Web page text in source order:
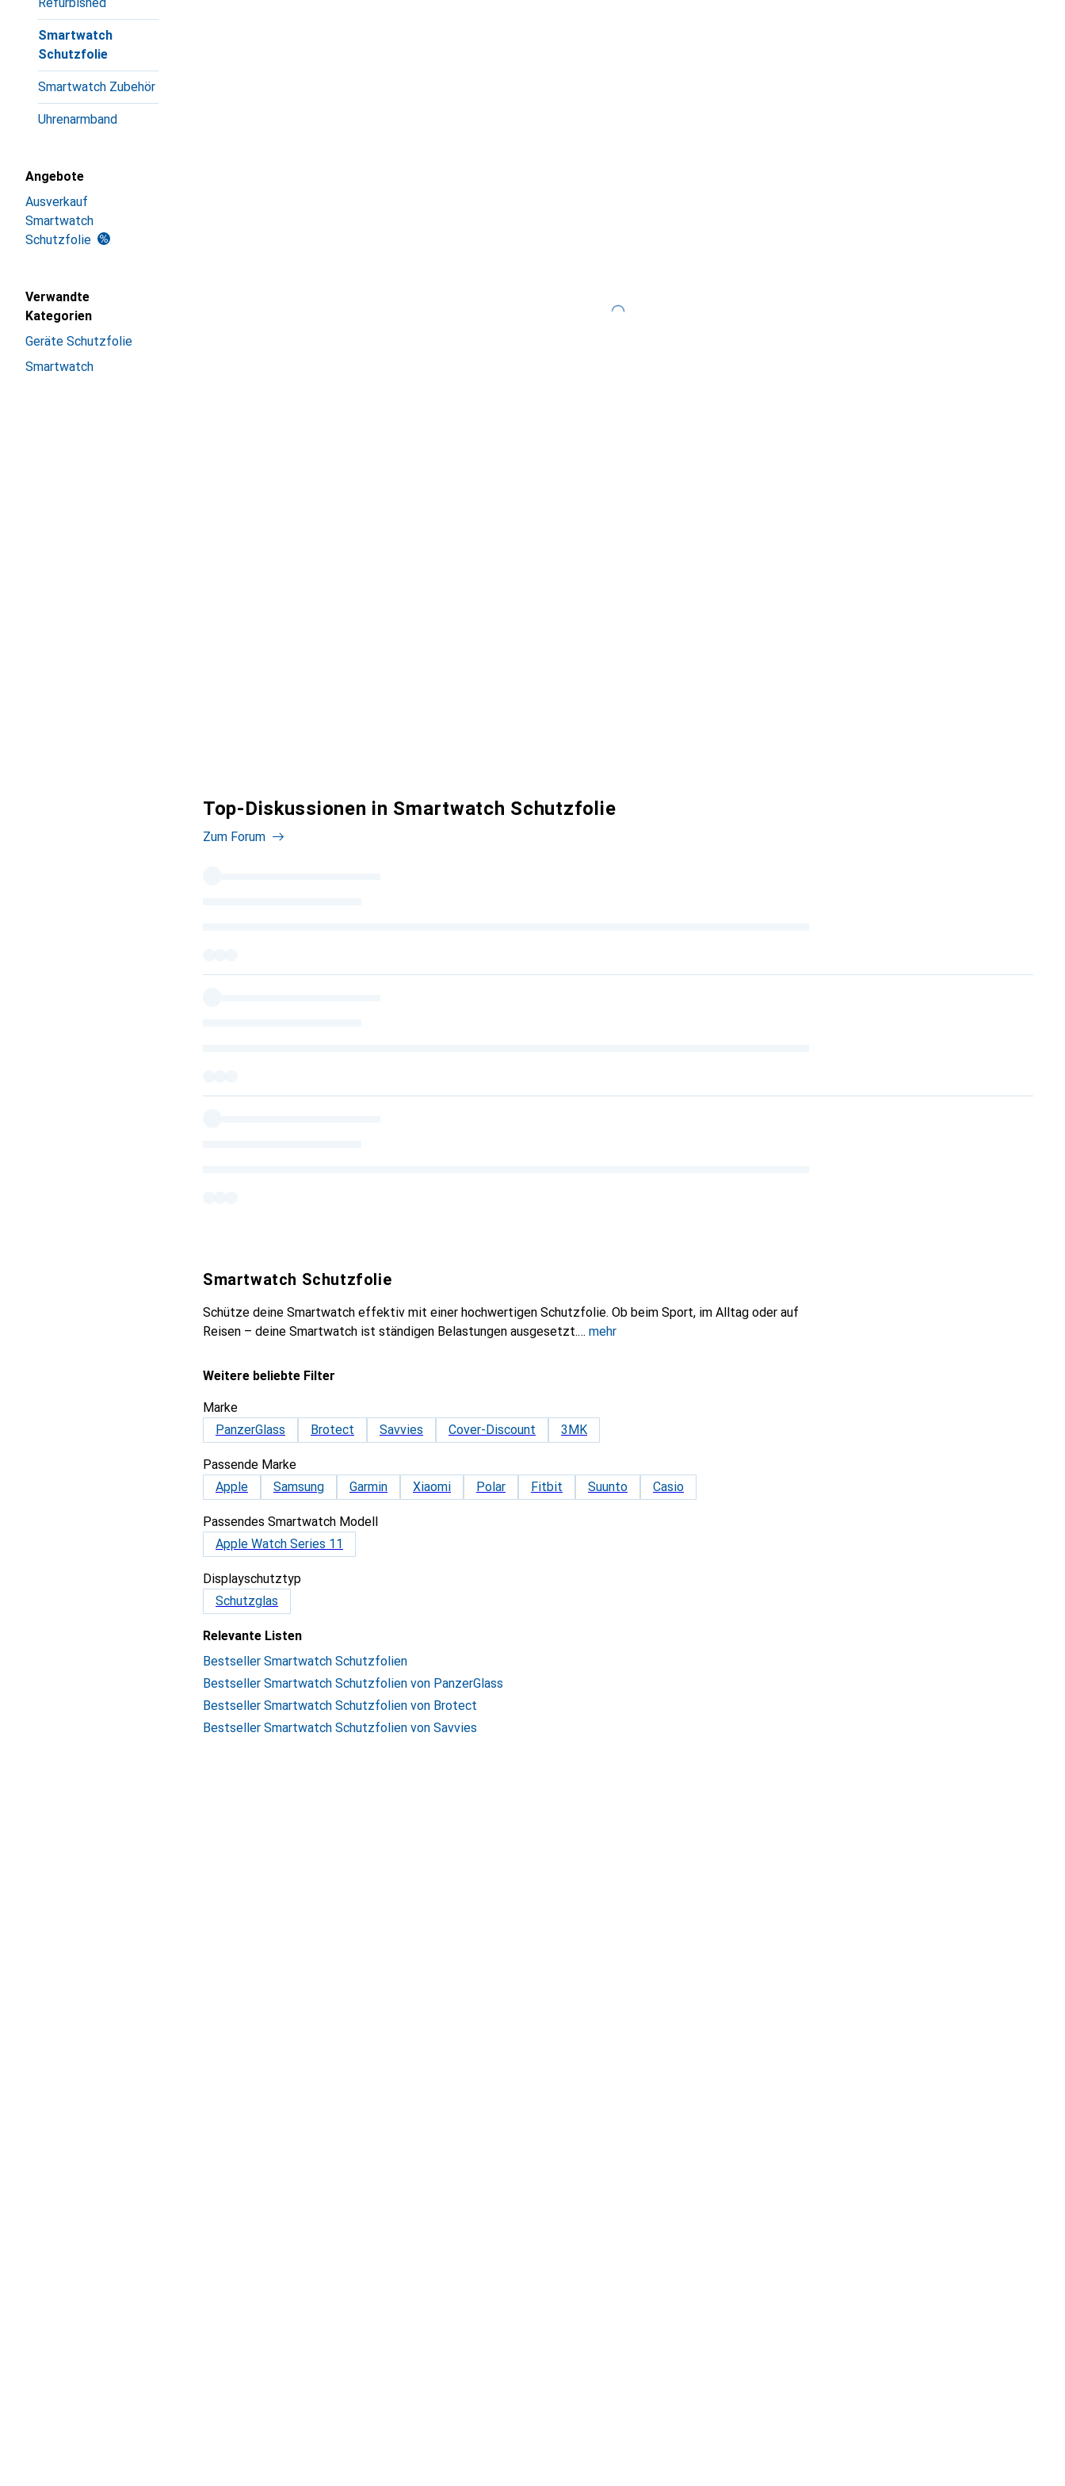
Smartwatch
Schutzfolie
Smartwatch Zubehör
Uhrenarmband
Angebote
Ausverkauf
Smartwatch
Schutzfolie
Verwandte
Kategorien
Geräte Schutzfolie
Smartwatch
Top-Diskussionen in Smartwatch Schutzfolie
Zum Forum
Smartwatch Schutzfolie
Schütze deine Smartwatch effektiv mit einer hochwertigen Schutzfolie. Ob beim Sport, im Alltag oder auf
Reisen – deine Smartwatch ist ständigen Belastungen ausgesetzt.
mehr
Weitere beliebte Filter
Marke
PanzerGlass
Brotect Savvies Cover-Discount 3MK
Passende Marke
Apple
Samsung Garmin Xiaomi Polar Fitbit Suunto Casio
Passendes Smartwatch Modell
Apple Watch Series 11
Displayschutztyp
Schutzglas
Relevante Listen
Bestseller Smartwatch Schutzfolien
Bestseller Smartwatch Schutzfolien von PanzerGlass
Bestseller Smartwatch Schutzfolien von Brotect
Bestseller Smartwatch Schutzfolien von Savvies